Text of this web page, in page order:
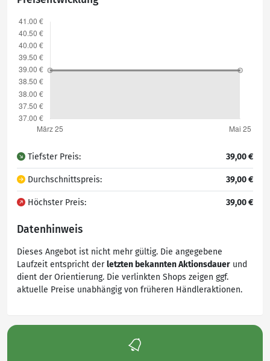
Tiefster Preis: 39,00 €
Durchschnittspreis: 39,00 €
Höchster Preis: 39,00 €
Datenhinweis
Dieses Angebot ist nicht mehr gültig. Die angegebene
Laufzeit entspricht derletzten bekannten Aktionsdauer und
dient der Orientierung. Die verlinkten Shops zeigen ggf.
aktuelle Preise unabhängig von früheren Händleraktionen.